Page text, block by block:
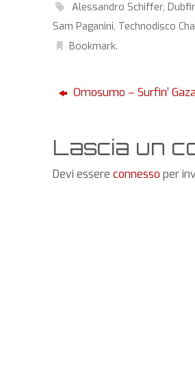
Alessandro Schiffer,
Sam Paganini, Technodisco
Bookmark.
Omosumo – Surfin’
Lascia un
Devi essere connesso per